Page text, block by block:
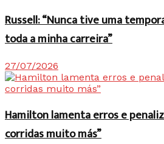
Russell: “Nunca tive uma
toda a minha carreira”
27/07/2026
Hamilton lamenta erros e
corridas muito más”